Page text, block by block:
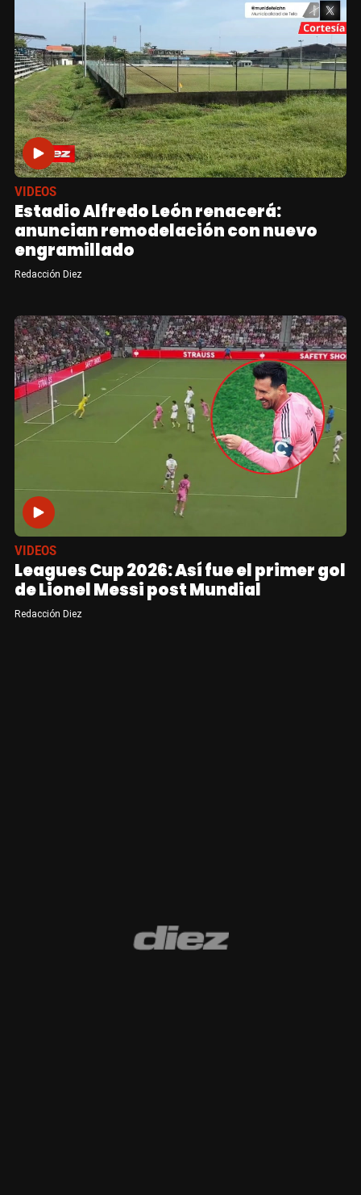
VIDEOS
Estadio Alfredo León renacerá:
anuncian remodelación con nuevo
engramillado
Redacción Diez
VIDEOS
Leagues Cup 2026: Así fue el primer gol
de Lionel Messi post Mundial
Redacción Diez